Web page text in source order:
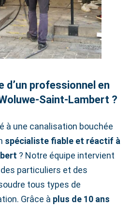
d’un professionnel en
?
à une canalisation bouchée
spécialiste fiable et réactif à
? Notre équipe intervient
particuliers et des
tous types de
Grâce à plus de 10 ans